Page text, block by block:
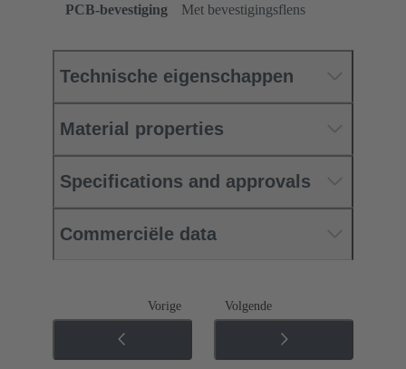
PCB-bevestiging
Met bevestigingsflens
Technische eigenschappen
Material properties
Specifications and approvals
Commerciële data
Vorige Volgende